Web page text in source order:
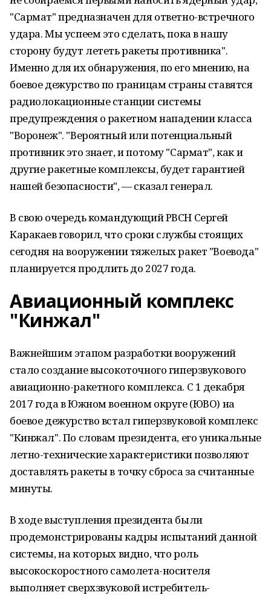
"Сармат" предназначен для ответно-встречного
удара. Мы успеем это сделать, пока в нашу
сторону будут лететь ракеты противника".
Именно для их обнаружения, по его мнению, на
боевое дежурство по границам страны ставятся
радиолокационные станции системы
предупреждения о ракетном нападении класса
"Воронеж". "Вероятный или потенциальный
противник это знает, и потому "Сармат", как и
другие ракетные комплексы, будет гарантией
нашей безопасности", — сказал генерал.
В свою очередь командующий РВСН Сергей
Каракаев говорил, что сроки службы стоящих
сегодня на вооружении тяжелых ракет "Воевода"
планируется продлить до 2027 года.
Авиационный комплекс
"Кинжал"
Важнейшим этапом разработки вооружений
стало создание высокоточного гиперзвукового
авиационно-ракетного комплекса. С 1 декабря
2017 года в Южном военном округе (ЮВО) на
боевое дежурство встал гиперзвуковой комплекс
"Кинжал". По словам президента, его уникальные
летно-технические характеристики позволяют
доставлять ракеты в точку сброса за считанные
минуты.
В ходе выступления президента были
продемонстрированы кадры испытаний данной
системы, на которых видно, что роль
высокоскоростного самолета-носителя
выполняет сверхзвуковой истребитель-